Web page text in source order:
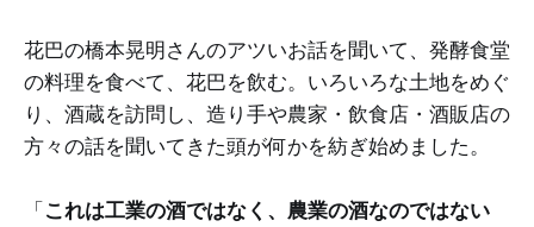
花巴の橋本晃明さんのアツいお話を聞いて、発酵食堂
の料理を食べて、花巴を飲む。いろいろな土地をめぐ
り、酒蔵を訪問し、造り手や農家・飲食店・酒販店の
方々の話を聞いてきた頭が何かを紡ぎ始めました。
「これは工業の酒ではなく、農業の酒なのではない